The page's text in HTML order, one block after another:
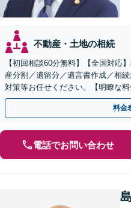
不動産・土地の相続
【初回相談60分無料】【全国対応
産分割／遺留分／遺言書作成／相
対策等お任せください。【明瞭な
話相談可】
料金
電話でお問い合わせ